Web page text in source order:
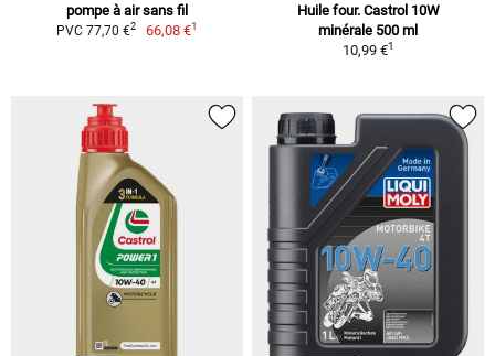
pompe à air sans fil
PVC 77,70 €2 66,08 €1
Huile four. Castrol 10W
minérale 500 ml
10,99 €1